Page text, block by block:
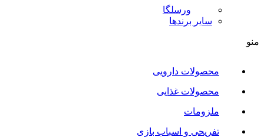
ورسلگا
سایر برند‌ها
منو
محصولات دارویی
محصولات غذایی
ملزومات
تفریحی و اسباب بازی